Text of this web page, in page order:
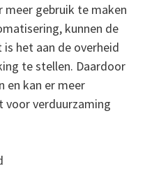
meer gebruik te maken
kunnen de
het aan de overheid
te stellen. Daardoor
en kan er meer
verduurzaming